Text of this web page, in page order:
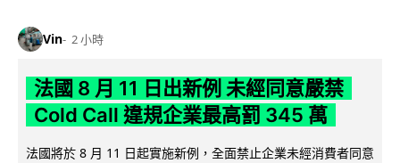
Vin 2 小時
法國 8 月 11 日出新例 未經同意嚴禁
Cold Call 違規企業最高罰 345 萬
法國將於 8 月 11 日起實施新例，全面禁止企業未經消費者同意